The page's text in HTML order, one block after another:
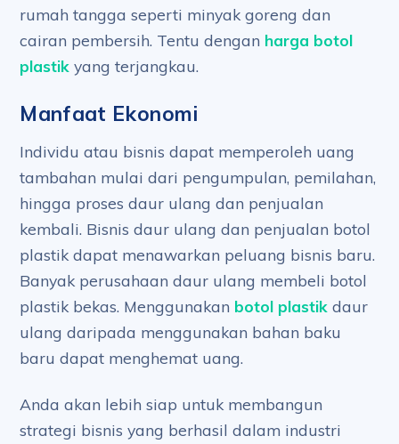
rumah tangga seperti minyak goreng dan
cairan pembersih. Tentu dengan harga botol
plastik yang terjangkau.
Manfaat Ekonomi
Individu atau bisnis dapat memperoleh uang
tambahan mulai dari pengumpulan, pemilahan,
hingga proses daur ulang dan penjualan
kembali. Bisnis daur ulang dan penjualan botol
plastik dapat menawarkan peluang bisnis baru.
Banyak perusahaan daur ulang membeli botol
plastik bekas. Menggunakan botol plastik daur
ulang daripada menggunakan bahan baku
baru dapat menghemat uang.
Anda akan lebih siap untuk membangun
strategi bisnis yang berhasil dalam industri